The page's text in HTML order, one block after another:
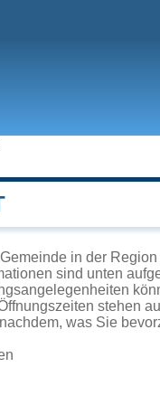
in der
sind unten
stehen
was Sie